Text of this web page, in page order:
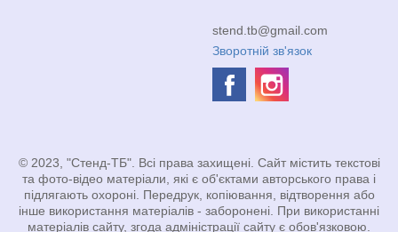
stend.tb@gmail.com
Зворотній зв'язок
© 2023, "Стенд-ТБ". Всі права захищені. Сайт містить текстові
та фото-відео матеріали, які є об'єктами авторського права і
підлягають охороні. Передрук, копіювання, відтворення або
інше використання матеріалів - заборонені. При використанні
матеріалів сайту, згода адміністрації сайту є обов'язковою.